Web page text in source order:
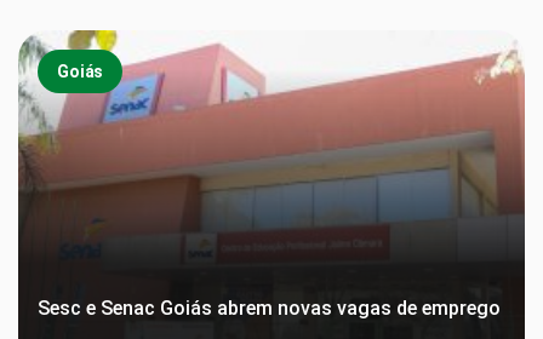
Goiás
Sesc e Senac Goiás abrem novas vagas de emprego